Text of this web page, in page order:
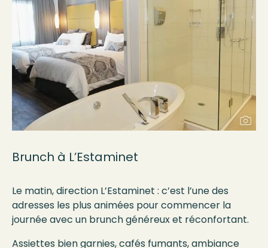
Brunch à L’Estaminet
Le matin, direction L’Estaminet : c’est l’une des
adresses les plus animées pour commencer la
journée avec un brunch généreux et réconfortant.
Assiettes bien garnies, cafés fumants, ambiance